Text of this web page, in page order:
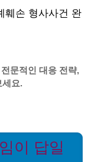
훼손 형사사건 완
문적인 대응 전략,
세요.
이 답일